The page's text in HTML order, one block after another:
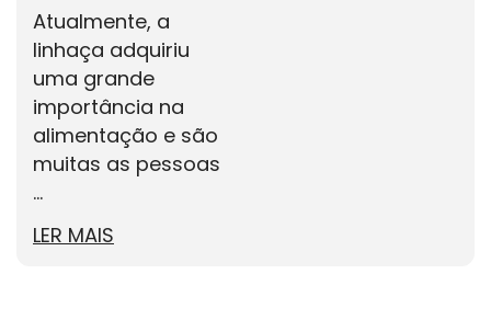
Atualmente, a
linhaça adquiriu
uma grande
importância na
alimentação e são
muitas as pessoas
...
LER MAIS